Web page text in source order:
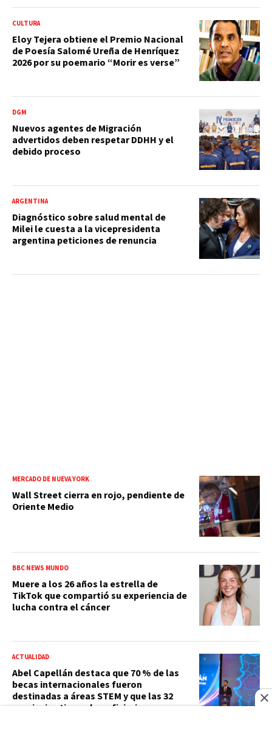
CULTURA
Eloy Tejera obtiene el Premio Nacional
de Poesía Salomé Ureña de Henríquez
2026 por su poemario “Morir es verse”
DGM
Nuevos agentes de Migración
advertidos deben respetar DDHH y el
debido proceso
ARGENTINA
Diagnóstico sobre salud mental de
Milei le cuesta a la vicepresidenta
argentina peticiones de renuncia
MERCADO DE NUEVA YORK
Wall Street cierra en rojo, pendiente de
Oriente Medio
BBC NEWS MUNDO
Muere a los 26 años la estrella de
TikTok que compartió su experiencia de
lucha contra el cáncer
ACTUALIDAD
Abel Capellán destaca que 70 % de las
becas internacionales fueron
destinadas a áreas STEM y que las 32
provincias tienen beneficiarios